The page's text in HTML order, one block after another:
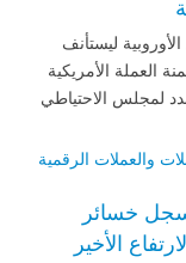
ليستأنف
العملة الأمريكية
لمجلس الاحتياطي
والعملات الرقمية
خسائر
الأخير